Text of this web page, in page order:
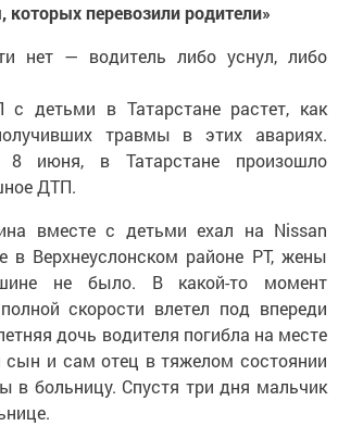
перевозили родители»
нет — водитель либо уснул, либо
с детьми в Татарстане растет, как
травмы в этих авариях.
8 июня, в Татарстане произошло
ДТП.
вместе с детьми ехал на Nissan
в Верхнеуслонском районе РТ, жены
не было. В какой-то момент
скорости влетел под впереди
дочь водителя погибла на месте
сын и сам отец в тяжелом состоянии
в больницу. Спустя три дня мальчик